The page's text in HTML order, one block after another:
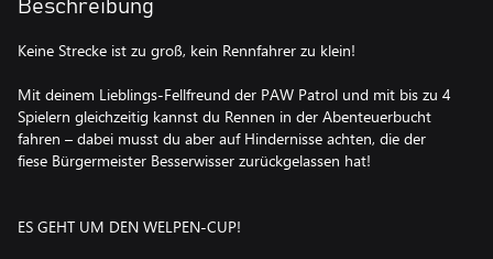
Beschreibung
Keine Strecke ist zu groß, kein Rennfahrer zu klein!
Mit deinem Lieblings-Fellfreund der PAW Patrol und mit bis zu 4
Spielern gleichzeitig kannst du Rennen in der Abenteuerbucht
fahren – dabei musst du aber auf Hindernisse achten, die der
fiese Bürgermeister Besserwisser zurückgelassen hat!
ES GEHT UM DEN WELPEN-CUP!